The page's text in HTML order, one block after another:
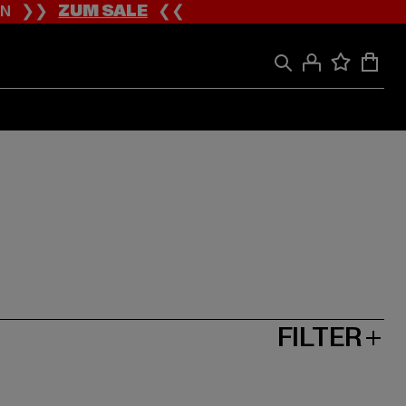
❯❯ZUM SALE❮❮
FILTER